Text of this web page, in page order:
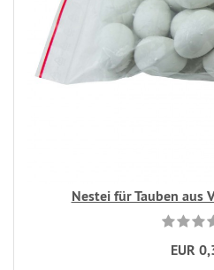
Nestei für Tauben aus
EUR